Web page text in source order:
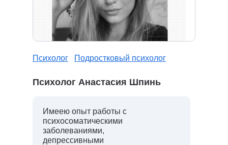
Психолог Подростковый психолог
Психолог Анастасия Шпинь
Имеею опыт работы с
психосоматическими
заболеваниями,
депрессивными